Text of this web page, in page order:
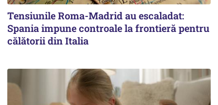
Tensiunile Roma-Madrid au escaladat:
Spania impune controale la frontieră pentru
călătorii din Italia